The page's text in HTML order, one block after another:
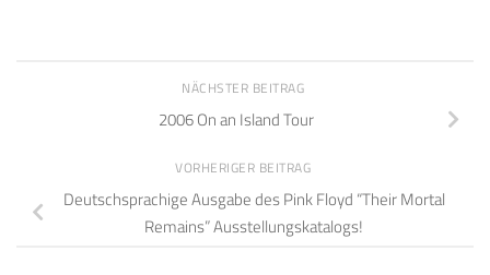
NÄCHSTER BEITRAG
2006 On an Island Tour
VORHERIGER BEITRAG
Deutschsprachige Ausgabe des Pink Floyd “Their Mortal
Remains” Ausstellungskatalogs!